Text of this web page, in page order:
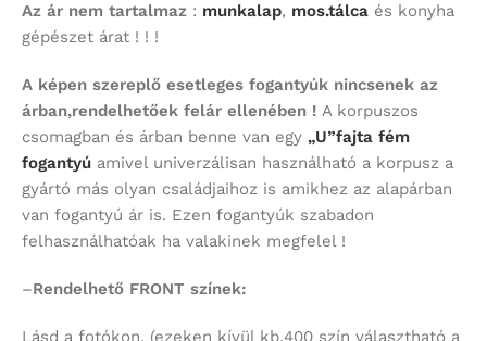
Az ár nem tartalmaz : munkalap, mos.tálca és konyha
gépészet árat ! ! !
A képen szereplő esetleges fogantyúk nincsenek az
árban,rendelhetőek felár ellenében ! A korpuszos
csomagban és árban benne van egy „U”fajta fém
fogantyú amivel univerzálisan használható a korpusz a
gyártó más olyan családjaihoz is amikhez az alapárban
van fogantyú ár is. Ezen fogantyúk szabadon
felhasználhatóak ha valakinek megfelel !
–Rendelhető FRONT színek:
Lásd a fotókon. (ezeken kívül kb.400 szín választható a